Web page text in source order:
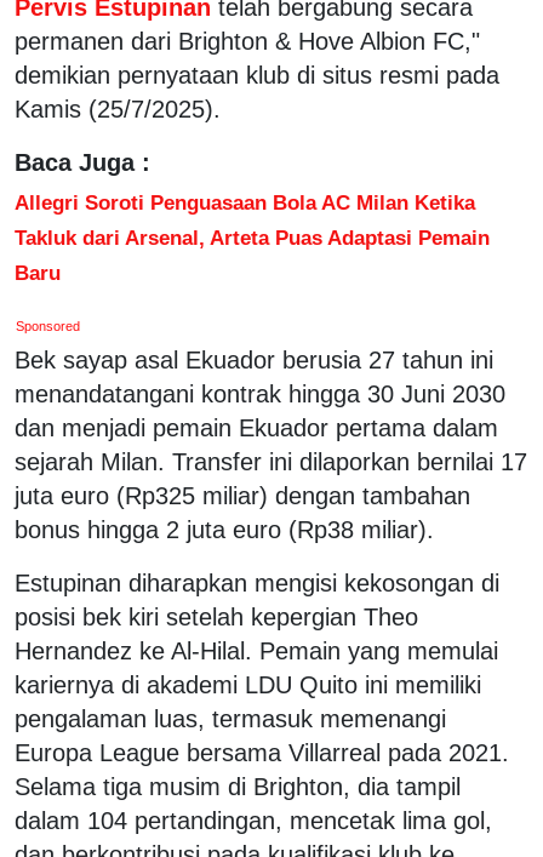
Pervis Estupinan telah bergabung secara
permanen dari Brighton & Hove Albion FC,"
demikian pernyataan klub di situs resmi pada
Kamis (25/7/2025).
Baca Juga :
Allegri Soroti Penguasaan Bola AC Milan Ketika
Takluk dari Arsenal, Arteta Puas Adaptasi Pemain
Baru
Sponsored
Bek sayap asal Ekuador berusia 27 tahun ini
menandatangani kontrak hingga 30 Juni 2030
dan menjadi pemain Ekuador pertama dalam
sejarah Milan. Transfer ini dilaporkan bernilai 17
juta euro (Rp325 miliar) dengan tambahan
bonus hingga 2 juta euro (Rp38 miliar).
Estupinan diharapkan mengisi kekosongan di
posisi bek kiri setelah kepergian Theo
Hernandez ke Al-Hilal. Pemain yang memulai
kariernya di akademi LDU Quito ini memiliki
pengalaman luas, termasuk memenangi
Europa League bersama Villarreal pada 2021.
Selama tiga musim di Brighton, dia tampil
dalam 104 pertandingan, mencetak lima gol,